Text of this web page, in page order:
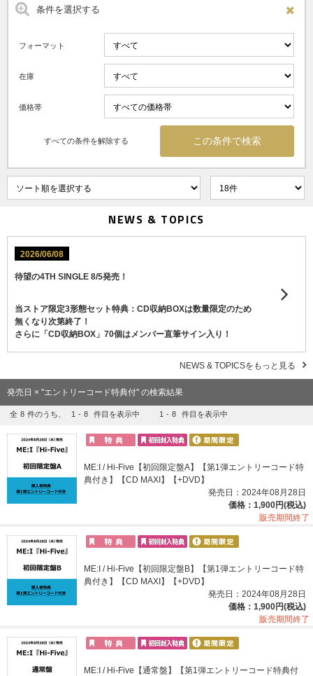
条件を選択する
フォーマット
在庫
価格帯
すべての条件を解除する
NEWS & TOPICS
2026/06/08
待望の4TH SINGLE 8/5発売！
当ストア限定3形態セット特典：CD収納BOXは数量限定のため
無くなり次第終了！
さらに「CD収納BOX」70個はメンバー直筆サイン入り！
NEWS & TOPICSをもっと見る
発売日 × "エントリーコード特典付" の検索結果
全 8 件のうち、 1 - 8 件目を表示中 1 - 8 件目を表示中
ME:I / Hi-Five【初回限定盤A】【第1弾エントリーコード特
典付き】【CD MAXI】【+DVD】
発売日：2024年08月28日
価格：1,900円(税込)
販売期間終了
ME:I / Hi-Five【初回限定盤B】【第1弾エントリーコード特
典付き】【CD MAXI】【+DVD】
発売日：2024年08月28日
価格：1,900円(税込)
販売期間終了
ME:I / Hi-Five【通常盤】【第1弾エントリーコード特典付